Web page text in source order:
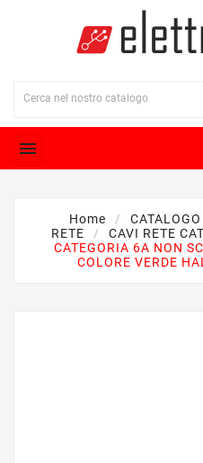

Home
RETE
CAVI RETE
CATEGORIA 6A NON
COLORE VERDE